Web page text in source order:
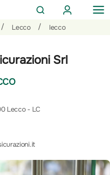
CERCA
AREA
CLIENTI
/ Lecco / lecco
Srl
Lecco - LC